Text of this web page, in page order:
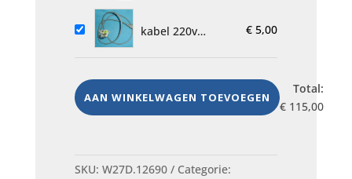
Indisit
kabel 220v
€ 5,00
AAN WINKELWAGEN TOEVOEGEN
Total:
€115,00
SKU: W27D.12690
Categorie: